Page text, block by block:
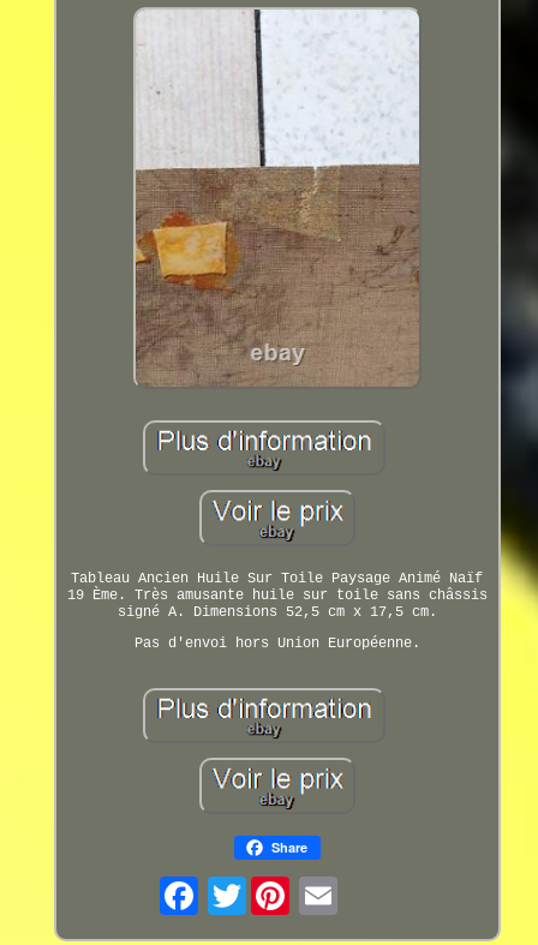
Tableau Ancien Huile Sur Toile Paysage Animé Naïf
19 Ème. Très amusante huile sur toile sans châssis
signé A. Dimensions 52,5 cm x 17,5 cm.
Pas d'envoi hors Union Européenne.
Share
Twitter